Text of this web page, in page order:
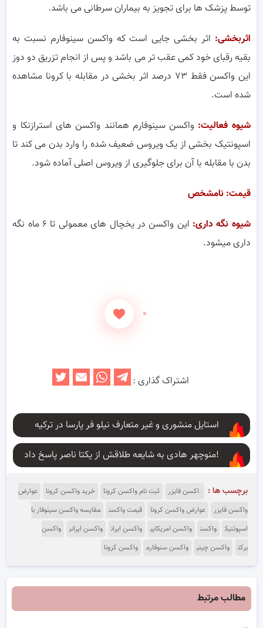
توسط پزشک ها برای تجویز به بیماران سرطانی می باشد.
اثربخشی: اثر بخشی جایی است که واکسن سینوفارم نسبت به
بقیه رقبای خود کمی عقب تر می باشد و پس از انجام تزریق دو دوز
این واکسن فقط ۷۳ درصد اثر بخشی در مقابله با کرونا مشاهده
شده است.
شیوه فعالیت: واکسن سینوفارم همانند واکسن های استرازنکا و
اسپونتیک بخشی از یک ویروس ضعیف شده را وارد بدن می کند تا
بدن با مقابله با آن برای جلوگیری از ویروس اصلی آماده شود.
قیمت: نامشخص
شیوه نگه داری:
این واکسن در یخچال های معمولی تا ۶ ماه نگه
داری میشود.
۰
اشتراک گذاری :
استایل منشوری و غیر متعارف نیلو فر پارسا در ترکیه
منوچهر هادی به شایعه طلاقش از یکتا ناصر پاسخ داد!
برچسب ها : .اکسن فایزر ثبت نام واکسن کرونا خرید واکسن کرونا
عوارض
واکسن فایزر
عوارض واکسن کرونا قیمت واکسن
مقایسه واکسن سینوفار با
اسپوتنیک
واکسن واکسن امریکایی واکسن ایران واکسن ایرانی
واکسن
برکت
واکسن چینی واکسن سنوفارم واکسن کرونا
مطالب مرتبط